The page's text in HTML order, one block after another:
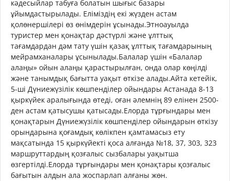
кәдесыйлар табуға болатын шығыс базары
ұйымдастырылады. Еліміздің екі жүзден астам
қолөнершілері өз өнімдерін ұсынады.Этноауылда
туристер мен қонақтар дәстүрлі және ұлттық
тағамдардан дәм тату үшін қазақ ұлттық тағамдарының
мейрамханалары ұсынылады.Балалар үшін «Балалар
алаңы» ойын алаңы қарастырылған, онда олар көңілді
және танымдық бағытта уақыт өткізе алады.Айта кетейік,
5-ші Дүниежүзілік көшпенділер ойындары Астанада 8-13
қыркүйек аралығында өтеді, оған әлемнің 89 елінен 2500-
ден астам қатысушы қатысады.Елорда тұрғындары мен
қонақтарын Дүниежүзілік көшпенділер ойындарын өткізу
орындарына қоғамдық көлікпен қамтамасыз ету
мақсатында 15 қыркүйекті қоса алғанда №18, 37, 303, 323
маршруттардың қозғалыс сызбалары уақытша
өзгертілді.Елорда тұрғындары мен қонақтары қозғалыс
бағытын алдын ала жоспарлап алғаны жөн.